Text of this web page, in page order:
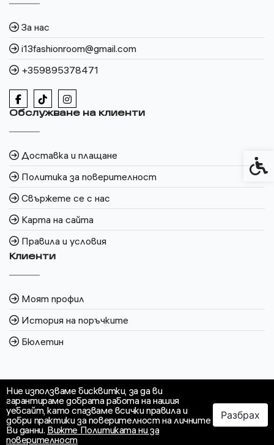
Ние използваме бисквитки, за да ви
гарантираме добрата работа на нашия
уебсайт, като спазваме всички правила и
добри практики за поверителност на личните
Ви данни. Вижте Политиката ни за
поверителност
Разбрах
За нас
i13fashionroom@gmail.com
+359895378471
Обслужване на клиенти
Доставка и плащане
Политика за поверителност
Свържете се с нас
Карта на сайта
Правила и условия
Клиенти
Моят профил
История на поръчките
Бюлетин